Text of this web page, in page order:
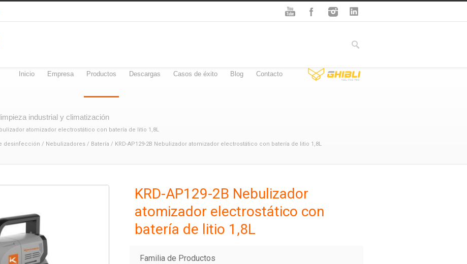
Inicio Empresa Productos Descargas Casos de éxito Blog Contacto
industrial y climatización
atomizador electrostático con batería de litio 1,8L
desinfección / Nebulizadores / Batería / KRD-AP129-2B Nebulizador atomizador electrostático con batería de litio 1,8L
KRD-AP129-2B Nebulizador
atomizador electrostático con
batería de litio 1,8L
Familia de Productos